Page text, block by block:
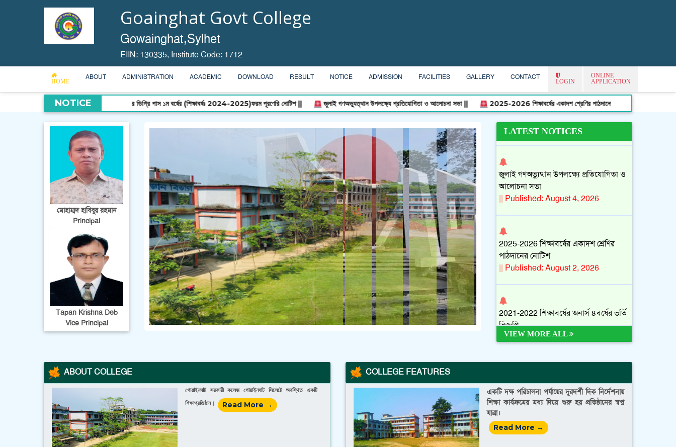
Goainghat Govt College
Gowainghat,Sylhet
EIIN: 130335, Institute Code: 1712
HOME
ABOUT ADMINISTRATION ACADEMIC DOWNLOAD RESULT NOTICE ADMISSION FACILITIES GALLERY CONTACT
LOGIN
ONLINE
APPLICATION
NOTICE
2025 সালের ডিগ্রি পাস ১ম বর্ষের (শিক্ষাবর্ষঃ 2024-2025)ফরম পূরণেরি নোটিশ || জুলাই গণঅভ্যুত্থান উপলক্ষ্যে প্রতিযোগিতা ও আলোচনা সভা || 2025-2026 শিক্ষাবর্ষের একাদশ শ্রেণির পাঠদানের নোটিশ ||
মোহাম্মদ হাবিবুর রহমান
Principal
Tapan Krishna Deb
Vice Principal
LATEST NOTICES
2025 সালের ডিগ্রি পাস ১ম বর্ষের (শিক্ষাবর্ষঃ
2024-2025)ফরম পূরণেরি নোটিশ
||Published: August 5, 2026
জুলাই গণঅভ্যুত্থান উপলক্ষ্যে প্রতিযোগিতা ও
আলোচনা সভা
|| Published: August 4, 2026
2025-2026 শিক্ষাবর্ষের একাদশ শ্রেণির
পাঠদানের নোটিশ
|| Published: August 2, 2026
2021-2022 শিক্ষাবর্ষের অনার্স ৪বর্ষের ভর্তি
বিজ্ঞপ্তি
||Published: July 28, 2026
ভর্তির নোটিশ
||Published: July 23, 2026
VIEW MORE ALL
ABOUT COLLEGE
গোয়াইনঘাট সরকারী কলেজ গোয়াইনঘাট সিলেটে অবস্থিত একটি
শিক্ষাপ্রতিষ্ঠান।
Read More →
COLLEGE FEATURES
একটি দক্ষ পরিচালনা পর্যায়ের দূরদর্শী দিক নির্দেশনায়
শিক্ষা কার্যক্রমের মধ্য দিয়ে শুরু হয় প্রতিষ্ঠানের স্বপ্ন
যাত্রা।
Read More →